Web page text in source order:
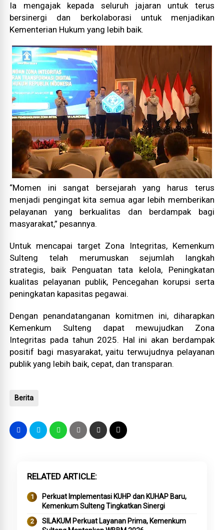
Ia mengajak kepada seluruh jajaran untuk terus
bersinergi dan berkolaborasi untuk menjadikan
Kementerian Hukum yang lebih baik.
“Momen ini sangat bersejarah yang harus terus
menjadi pengingat kita semua agar lebih memberikan
pelayanan yang berkualitas dan berdampak bagi
masyarakat,” pesannya.
Untuk mencapai target Zona Integritas, Kemenkum
Sulteng telah merumuskan sejumlah langkah
strategis, baik Penguatan tata kelola, Peningkatan
kualitas pelayanan publik, Pencegahan korupsi serta
peningkatan kapasitas pegawai.
Dengan penandatanganan komitmen ini, diharapkan
Kemenkum Sulteng dapat mewujudkan Zona
Integritas pada tahun 2025. Hal ini akan berdampak
positif bagi masyarakat, yaitu terwujudnya pelayanan
publik yang lebih baik, cepat, dan transparan.
Berita
RELATED ARTICLE
Perkuat Implementasi KUHP dan KUHAP Baru,
Kemenkum Sulteng Tingkatkan Sinergi
SILAKUM Perkuat Layanan Prima, Kemenkum